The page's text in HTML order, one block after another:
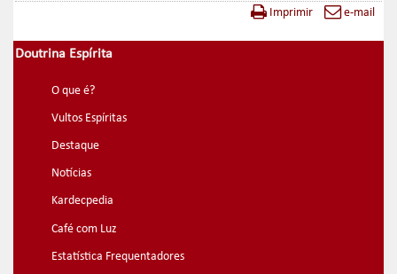
Imprimir e-mail
Doutrina Espírita
O que é?
Vultos Espíritas
Destaque
Notícias
Kardecpedia
Café com Luz
Estatística Frequentadores